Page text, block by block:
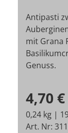
Antipasti
mit Grana
Genuss.
4,70 €
0,24 kg |
Art. Nr: